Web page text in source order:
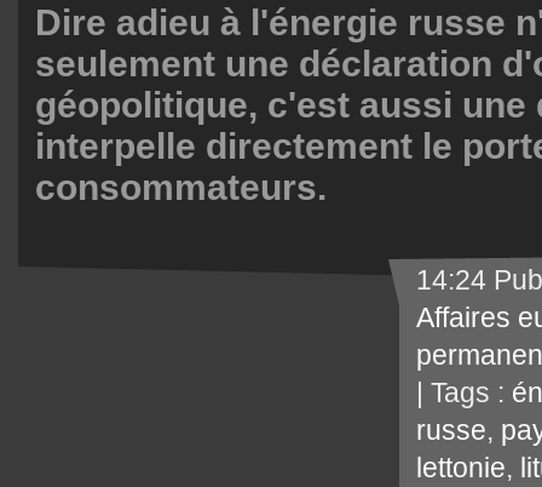
Dire adieu à l'énergie russe
seulement une déclaration
géopolitique, c'est aussi une
interpelle directement le
consommateurs.
14:24
Affaires
| Tags :
russe,
lettonie,